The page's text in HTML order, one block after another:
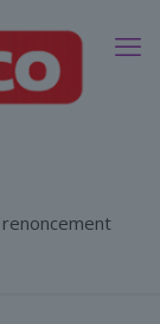
renoncement